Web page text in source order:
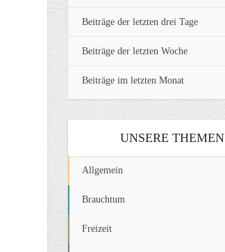
Beiträge der letzten drei Tage
Beiträge der letzten Woche
Beiträge im letzten Monat
UNSERE THEMEN
Allgemein
Brauchtum
Freizeit